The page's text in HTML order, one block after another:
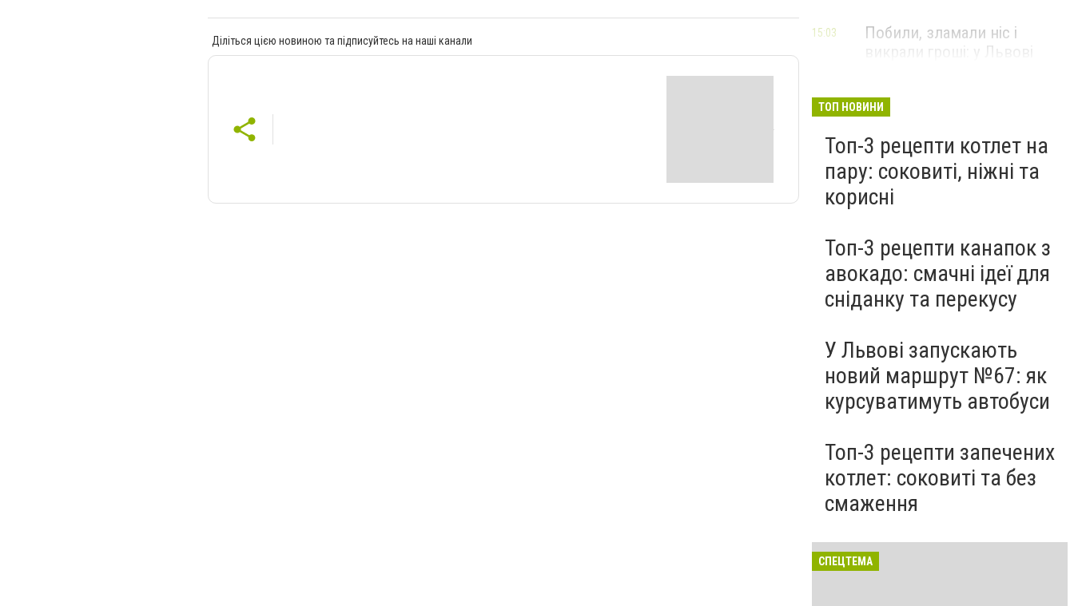
Діліться цією новиною та підписуйтесь на наші канали
Побили, зламали ніс і
викрали гроші: у Львові
15:03
ТОП НОВИНИ
Топ-3 рецепти котлет на
пару: соковиті, ніжні та
корисні
Топ-3 рецепти канапок з
авокадо: смачні ідеї для
сніданку та перекусу
У Львові запускають
новий маршрут №67: як
курсуватимуть автобуси
Топ-3 рецепти запечених
котлет: соковиті та без
смаження
СПЕЦТЕМА